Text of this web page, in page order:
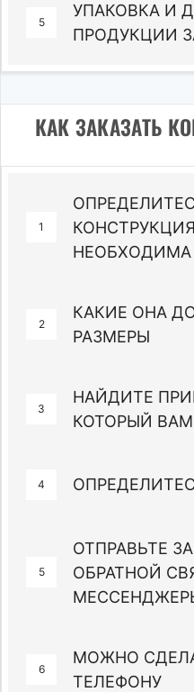
5
УПАКОВКА И
ПРОДУКЦИИ
КАК ЗАКАЗАТЬ
1
НЕОБХОДИМА
2
КАКИЕ ОНА
РАЗМЕРЫ
3
НАЙДИТЕ
КОТОРЫЙ
4
5
ОТПРАВЬТЕ
ОБРАТНОЙ
6
МОЖНО
ТЕЛЕФОНУ